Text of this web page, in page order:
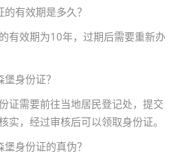
有效期是多久？
有效期为10年，过期后需要重新办
身份证？
证需要前往当地居民登记处，提交
实，经过审核后可以领取身份证。
身份证的真伪？